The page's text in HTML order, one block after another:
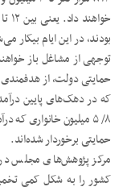
بودند، در این ایام
توجهی از مشاغل باز
حمایتی دولت، از
که در دهک‌های پایین
۸/ ۵ میلیون خانواری
حمایتی برخوردار شده‌اند.
مرکز پژوهش‌های مجلس در
کشور را به شکل کمی